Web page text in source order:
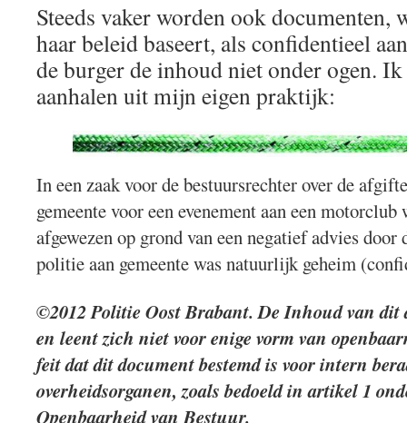
Steeds vaker worden ook documenten,
haar beleid baseert, als confidentieel
de burger de inhoud niet onder ogen.
aanhalen uit mijn eigen praktijk:
In een zaak voor de bestuursrechter over de
gemeente voor een evenement aan een
afgewezen op grond van een negatief advies
politie aan gemeente was natuurlijk geheim
©2012 Politie Oost Brabant. De Inhoud van dit
en leent zich niet voor enige vorm van
feit dat dit document bestemd is voor intern
overheidsorganen, zoals bedoeld in artikel 1
Openbaarheid van Bestuur.